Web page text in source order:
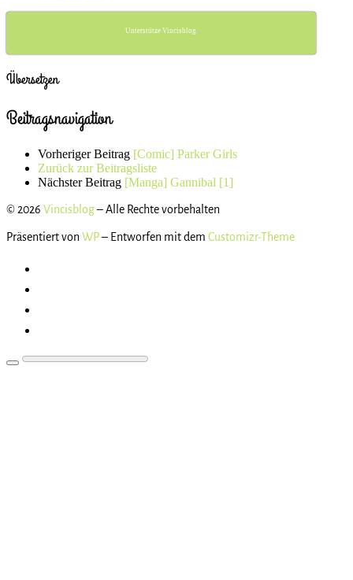
Unterstütze Vincisblog
Übersetzen
Beitragsnavigation
Vorheriger Beitrag [Comic] Parker Girls
Zurück zur Beitragsliste
Nächster Beitrag [Manga] Gannibal [1]
© 2026 Vincisblog– Alle Rechte vorbehalten
Präsentiert von WP– Entworfen mit dem Customizr-Theme